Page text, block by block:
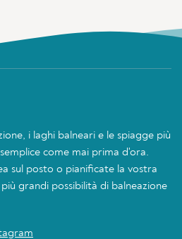
i laghi balneari e le spiagge più
come mai prima d'ora.
sul posto o pianificate la vostra
grandi possibilità di balneazione